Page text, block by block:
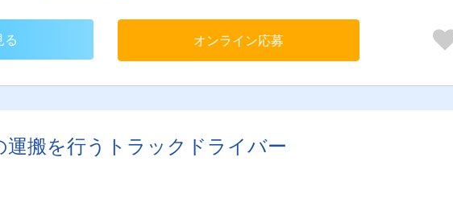
はスマホでするので、業務効率も良い職場♪ ★実務経験ある方はもち
ろん大歓迎ですが、未経験でもOKです♪ ★資格取得は会社が応援しま
う！
る オンライン応募
運搬を行うトラックドライバー